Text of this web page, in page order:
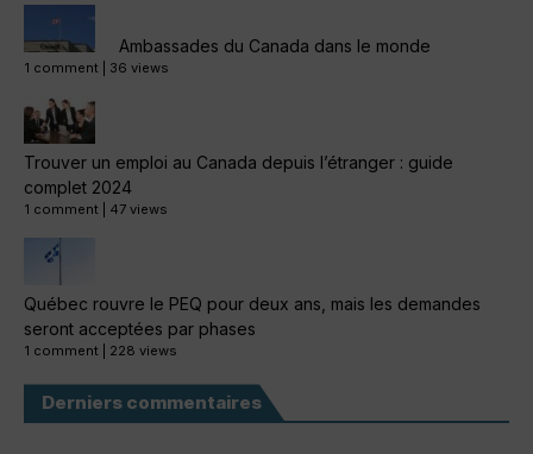
Ambassades du Canada dans le monde
1 comment 36 views
Trouver un emploi au Canada depuis l’étranger : guide
complet 2024
1 comment 47 views
Québec rouvre le PEQ pour deux ans, mais les demandes
seront acceptées par phases
1 comment 228 views
Derniers commentaires